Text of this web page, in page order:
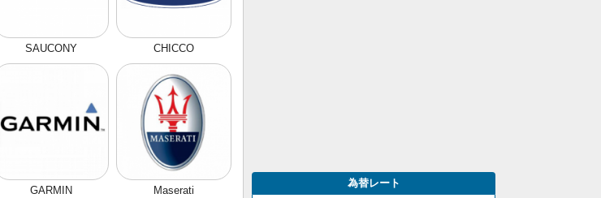
SAUCONY CHICCO
GARMIN Maserati
為替レート